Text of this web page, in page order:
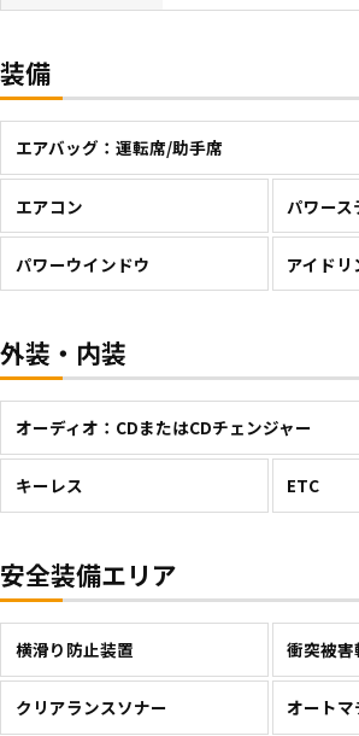
装備
エアバッグ：運転席/助手席
エアコン パワー
パワーウインドウ アイド
外装・内装
オーディオ：CDまたはCDチェンジャー
キーレス ETC
安全装備エリア
横滑り防止装置 衝突被
クリアランスソナー オート